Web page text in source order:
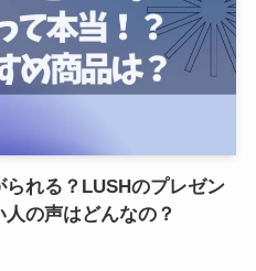
れる？LUSHのプレゼン
人の声はどんなの？